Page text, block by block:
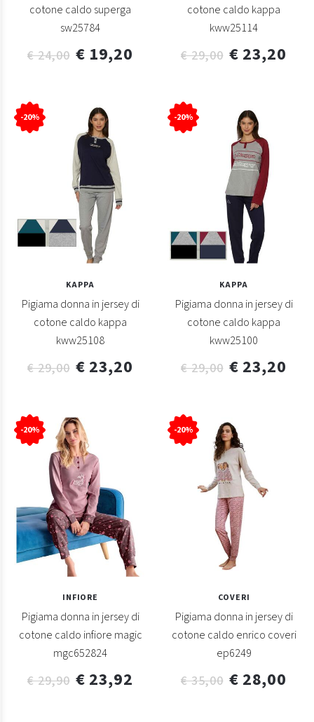
cotone caldo superga
sw25784
€ 24,00 € 19,20
cotone caldo kappa
kww25114
€ 29,00 € 23,20
-20%
KAPPA
Pigiama donna in jersey di
cotone caldo kappa
kww25108
€ 29,00 € 23,20
-20%
KAPPA
Pigiama donna in jersey di
cotone caldo kappa
kww25100
€ 29,00 € 23,20
-20%
INFIORE
Pigiama donna in jersey di
cotone caldo infiore magic
mgc652824
€ 29,90 € 23,92
-20%
COVERI
Pigiama donna in jersey di
cotone caldo enrico coveri
ep6249
€ 35,00 € 28,00